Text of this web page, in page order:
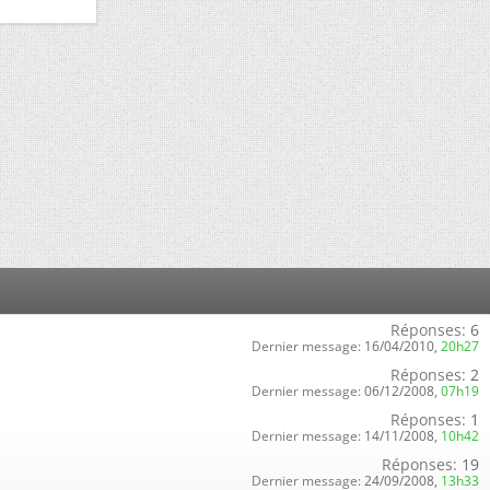
Réponses: 6
Dernier message: 16/04/2010, 20h27
Réponses: 2
Dernier message: 06/12/2008, 07h19
Réponses: 1
Dernier message: 14/11/2008, 10h42
Réponses: 19
Dernier message: 24/09/2008, 13h33